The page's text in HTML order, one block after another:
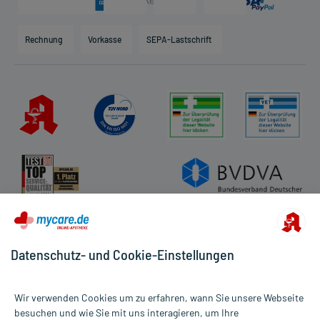
Direktabrechnung PKV
Impressum
Datenschutz
Cookie-Einstellungen
Rückgabe/Widerruf
Rechnung Vorkasse SEPA-Lastschrift
Datenschutz- und Cookie-Einstellungen
Wir verwenden Cookies um zu erfahren, wann Sie unsere Webseite
besuchen und wie Sie mit uns interagieren, um Ihre